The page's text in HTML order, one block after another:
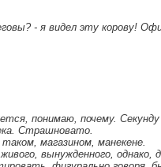
- я видел эту корову!
понимаю, почему.
Страшновато.
магазином, манекене.
вынужденного, однако,